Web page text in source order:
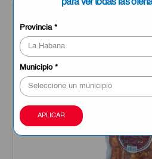
para ver todas las
Provincia*
Municipio*
APLICAR